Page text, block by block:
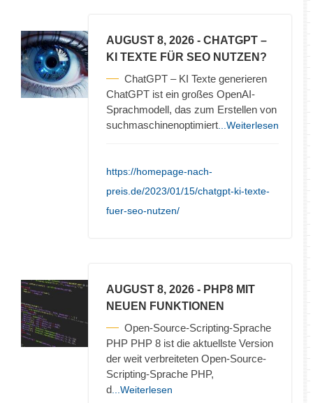
AUGUST 8, 2026 - CHATGPT –
KI TEXTE FÜR SEO NUTZEN?
ChatGPT – KI Texte generieren
ChatGPT ist ein großes OpenAI-
Sprachmodell, das zum Erstellen von
suchmaschinenoptimiert ...Weiterlesen
https://homepage-nach-
preis.de/2023/01/15/chatgpt-ki-texte-
fuer-seo-nutzen/
AUGUST 8, 2026 - PHP8 MIT
NEUEN FUNKTIONEN
Open-Source-Scripting-Sprache
PHP PHP 8 ist die aktuellste Version
der weit verbreiteten Open-Source-
Scripting-Sprache PHP,
d ...Weiterlesen